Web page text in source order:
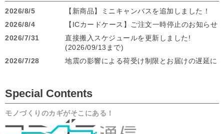
2026/8/5
【新商品】ミニキャンバスを追加しました！
2026/8/4
【ICカードケース】ご注文一時停止のお知らせ
2026/7/31
直接搬入スケジュールを更新しました!
(2026/09/13まで)
2026/7/28
地震の影響による荷受け制限とお届けの遅延に
お知らせ
2026/7/23
【アクリルバッジ印刷】のご注文受付を再開し
ました
2026/7/16
【アクリルバッジ印刷】について重要なお知ら
Special Contents
モノづくりのカギがそこにある！